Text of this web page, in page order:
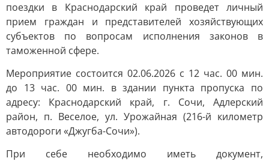
поездки в Краснодарский край проведет личный
прием граждан и представителей хозяйствующих
субъектов по вопросам исполнения законов в
таможенной сфере.
Мероприятие состоится 02.06.2026 с 12 час. 00 мин.
до 13 час. 00 мин. в здании пункта пропуска по
адресу: Краснодарский край, г. Сочи, Адлерский
район, п. Веселое, ул. Урожайная (216-й километр
автодороги «Джугба-Сочи»).
При себе необходимо иметь документ,